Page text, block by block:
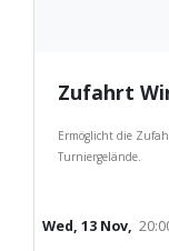
Zufahrt
Ermöglicht die
Turniergelände.
Wed, 13 Nov,